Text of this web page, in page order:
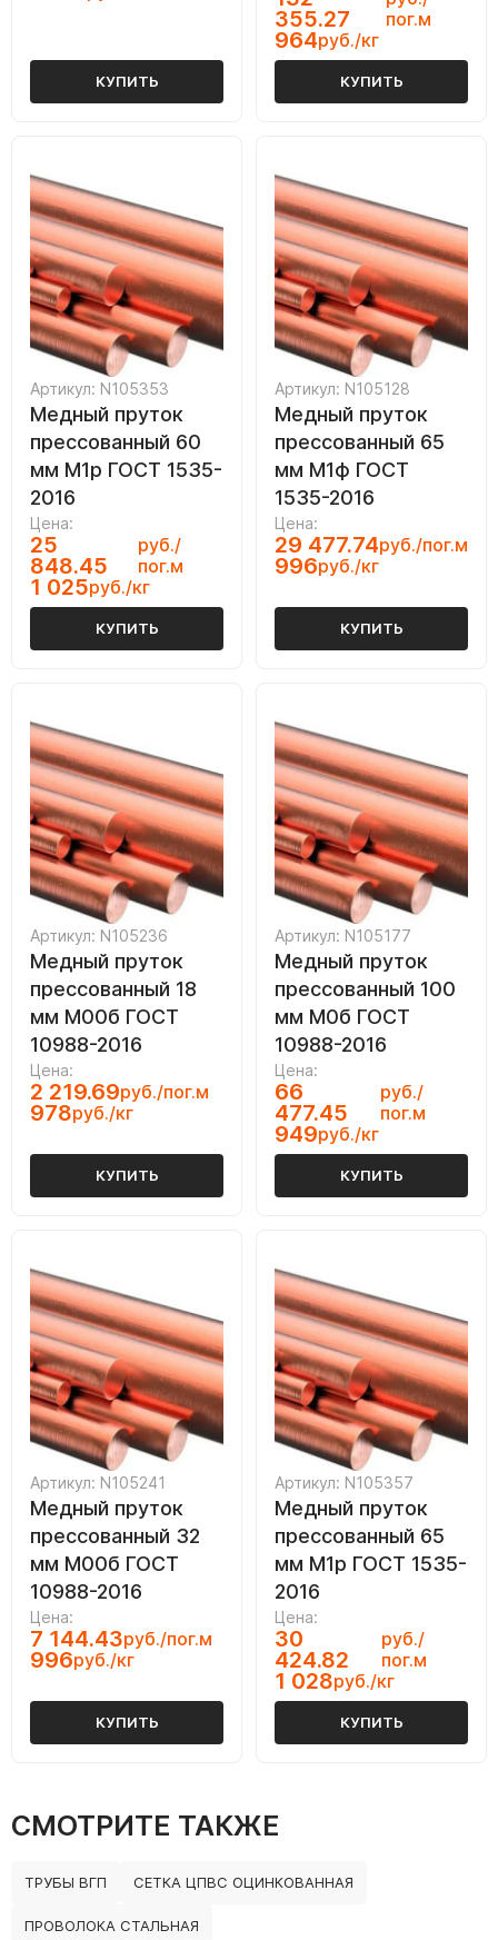
КУПИТЬ
355.27
пог.м
964руб./кг
КУПИТЬ
Артикул: N105353
Медный пруток
прессованный 60
мм М1р ГОСТ 1535-
2016
Цена:
25
848.45
руб./
пог.м
1 025руб./кг
КУПИТЬ
Артикул: N105128
Медный пруток
прессованный 65
мм М1ф ГОСТ
1535-2016
Цена:
29 477.74руб./пог.м
996руб./кг
КУПИТЬ
Артикул: N105236
Медный пруток
прессованный 18
мм М00б ГОСТ
10988-2016
Цена:
2 219.69руб./пог.м
978руб./кг
КУПИТЬ
Артикул: N105177
Медный пруток
прессованный 100
мм М0б ГОСТ
10988-2016
Цена:
66
477.45
руб./
пог.м
949руб./кг
КУПИТЬ
Артикул: N105241
Медный пруток
прессованный 32
мм М00б ГОСТ
10988-2016
Цена:
7 144.43руб./пог.м
996руб./кг
КУПИТЬ
Артикул: N105357
Медный пруток
прессованный 65
мм М1р ГОСТ 1535-
2016
Цена:
30
424.82
руб./
пог.м
1 028руб./кг
КУПИТЬ
СМОТРИТЕ ТАКЖЕ
ТРУБЫ ВГП СЕТКА ЦПВС ОЦИНКОВАННАЯ
ПРОВОЛОКА СТАЛЬНАЯ